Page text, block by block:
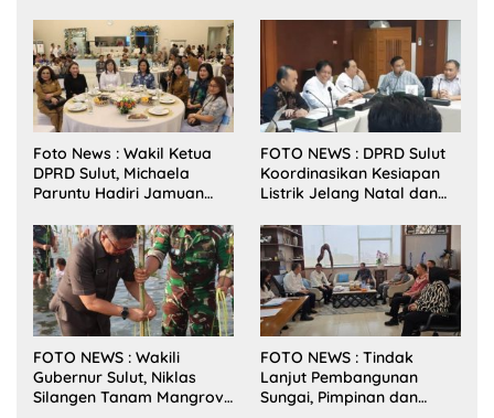
Foto News : Wakil Ketua
DPRD Sulut, Michaela
Paruntu Hadiri Jamuan
Sulut Bersama Wamenkes
RI
FOTO NEWS : DPRD Sulut
Koordinasikan Kesiapan
Listrik Jelang Natal dan
FOTO NEWS : Wakili
Gubernur Sulut, Niklas
Silangen Tanam Mangrove
FOTO NEWS : Tindak
Lanjut Pembangunan
Sungai, Pimpinan dan